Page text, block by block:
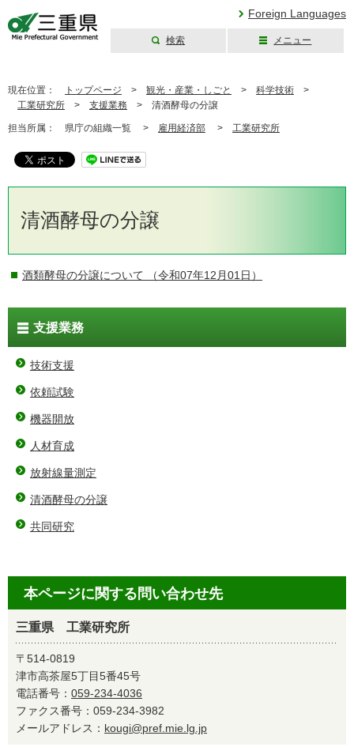
Foreign Languages
検索 メニュー
現在位置： トップページ > 観光・産業・しごと > 科学技術 >
工業研究所 > 支援業務 > 清酒酵母の分譲
担当所属： 県庁の組織一覧 > 雇用経済部 > 工業研究所
清酒酵母の分譲
酒類酵母の分譲について （令和07年12月01日）
支援業務
技術支援
依頼試験
機器開放
人材育成
放射線量測定
清酒酵母の分譲
共同研究
本ページに関する問い合わせ先
三重県 工業研究所
〒514-0819
津市高茶屋5丁目5番45号
電話番号： 059-234-4036
ファクス番号：059-234-3982
メールアドレス： kougi@pref.mie.lg.jp